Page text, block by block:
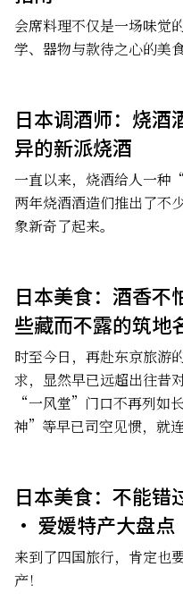
会席料理不仅是一场味觉
学、器物与款待之心的美食
日本调酒师：烧
异的新派烧酒
一直以来，烧酒给人一
两年烧酒酒造们推出了不
象新奇了起来。
日本美食：酒香
些藏而不露的筑地
时至今日，再赴东京旅游
求，显然早已远超出往
“一风堂”门口不再列如
神”等早已司空见惯，就
日本美食：不能
· 爱媛特产大盘点
来到了四国旅行，肯定也
产！